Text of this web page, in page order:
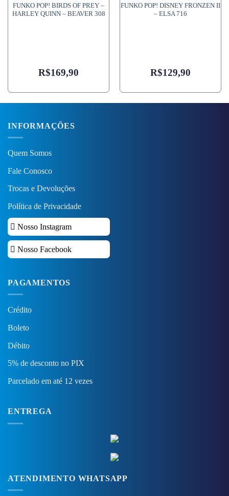
FUNKO POP! BIRDS OF PREY –
HARLEY QUINN – BEAVER 308
R$169,90
FUNKO POP! DISNEY FRONZEN II
– ELSA 716
R$129,90
INFORMAÇÕES
Quem Somos
Fale Conosco
Trocas e Devoluções
Política de Privacidade
Nosso Instagram
Nosso Facebook
PAGAMENTOS
Crédito
Boleto
Débito
5% de desconto no PIX
Parcelado em até 12 vezes
ENTREGA
ATENDIMENTO WHATSAPP